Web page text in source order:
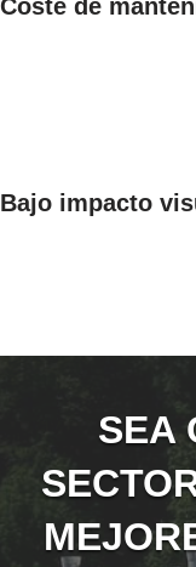
Coste de
Bajo impacto
SEA